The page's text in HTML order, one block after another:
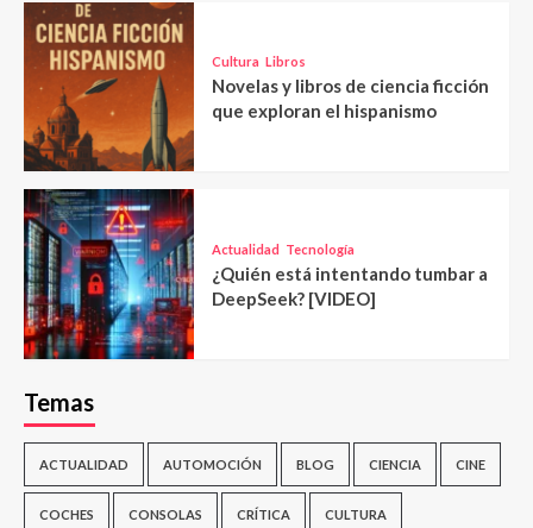
Cultura Libros
Novelas y libros de ciencia ficción
que exploran el hispanismo
Actualidad Tecnología
¿Quién está intentando tumbar a
DeepSeek? [VIDEO]
Temas
ACTUALIDAD AUTOMOCIÓN BLOG CIENCIA CINE
COCHES CONSOLAS CRÍTICA CULTURA